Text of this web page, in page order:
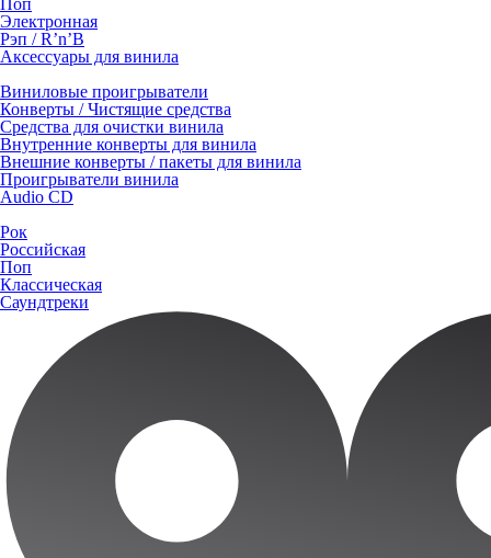
Электронная
Рэп / R’n’B
Аксессуары для винила
Виниловые проигрыватели
Конверты / Чистящие средства
Средства для очистки винила
Внутренние конверты для винила
Внешние конверты / пакеты для винила
Проигрыватели винила
Audio CD
Рок
Российская
Поп
Классическая
Саундтреки